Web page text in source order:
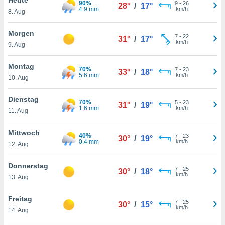
oder
Partner
es uns
das
der
Profil zu
Ihnen
finden
. Sie
jederzeit
Rand
8. Aug
90%
4.9 mm
28° / 17° 9- 26
km/h
Morgen
9. Aug
31° / 17° 7- 22
km/h
Montag
10. Aug
70%
5.6 mm
33° / 18° 7- 23
km/h
Dienstag
11. Aug
70%
1.6 mm
31° / 19° 5- 23
km/h
Mittwoch
12. Aug
40%
0.4 mm
30° / 19° 7- 23
km/h
Donnerstag
13. Aug
30° / 18° 7- 25
km/h
Freitag
14. Aug
30° / 15° 7- 25
km/h